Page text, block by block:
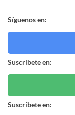
Síguenos en:
Suscríbete en:
Suscríbete en: